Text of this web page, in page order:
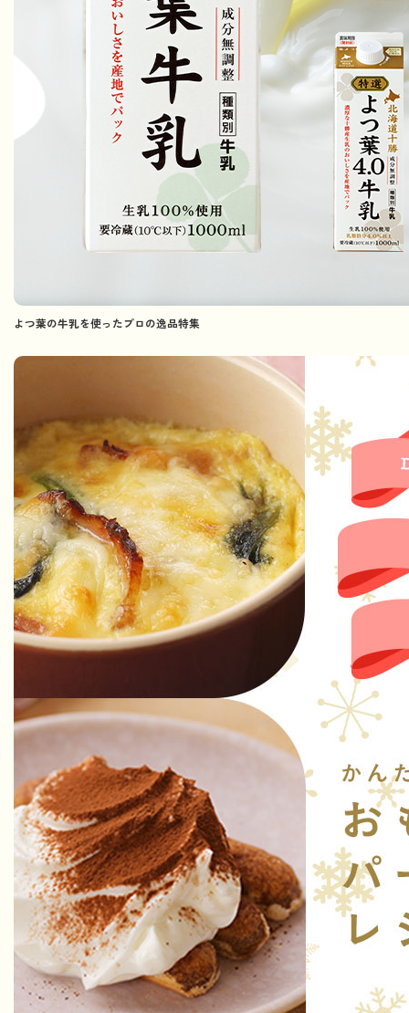
よつ葉の牛乳を使ったプロの逸品特集